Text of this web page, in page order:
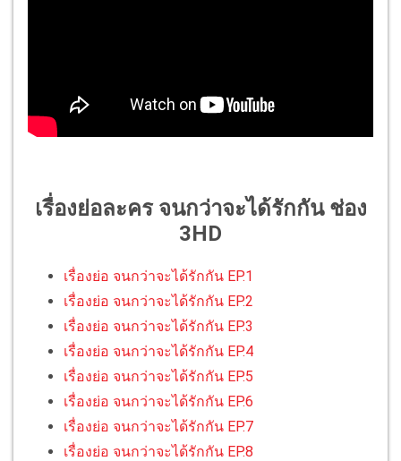
เรื่องย่อละคร จนกว่าจะได้รักกัน ช่อง
3HD
เรื่องย่อ จนกว่าจะได้รักกัน EP.1
เรื่องย่อ จนกว่าจะได้รักกัน EP.2
เรื่องย่อ จนกว่าจะได้รักกัน EP.3
เรื่องย่อ จนกว่าจะได้รักกัน EP.4
เรื่องย่อ จนกว่าจะได้รักกัน EP.5
เรื่องย่อ จนกว่าจะได้รักกัน EP.6
เรื่องย่อ จนกว่าจะได้รักกัน EP.7
เรื่องย่อ จนกว่าจะได้รักกัน EP.8